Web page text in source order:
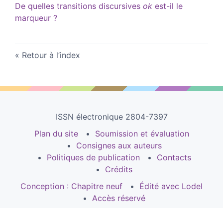
De quelles transitions discursives ok est-il le
marqueur ?
Retour à l’index
ISSN électronique 2804-7397
Plan du site
Soumission et évaluation
Consignes aux auteurs
Politiques de publication
Contacts
Crédits
Conception : Chapitre neuf
Édité avec Lodel
Accès réservé